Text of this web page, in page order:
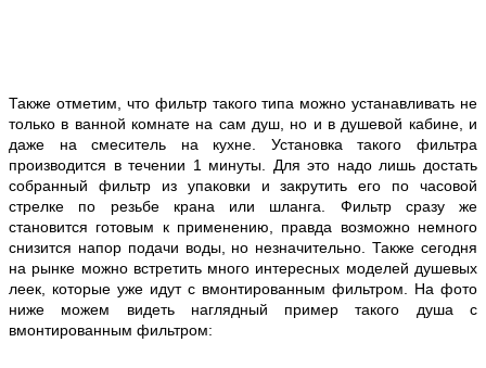
Также отметим, что фильтр такого типа можно устанавливать не
только в ванной комнате на сам душ, но и в душевой кабине, и
даже на смеситель на кухне. Установка такого фильтра
производится в течении 1 минуты. Для это надо лишь достать
собранный фильтр из упаковки и закрутить его по часовой
стрелке по резьбе крана или шланга. Фильтр сразу же
становится готовым к применению, правда возможно немного
снизится напор подачи воды, но незначительно. Также сегодня
на рынке можно встретить много интересных моделей душевых
леек, которые уже идут с вмонтированным фильтром. На фото
ниже можем видеть наглядный пример такого душа с
вмонтированным фильтром: